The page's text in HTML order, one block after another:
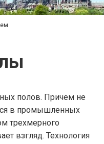
полов. Причем не
в промышленных
трехмерного
взгляд. Технология